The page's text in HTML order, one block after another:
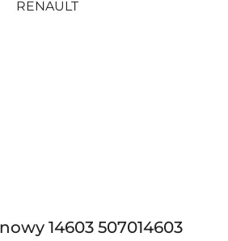
14603 507014603